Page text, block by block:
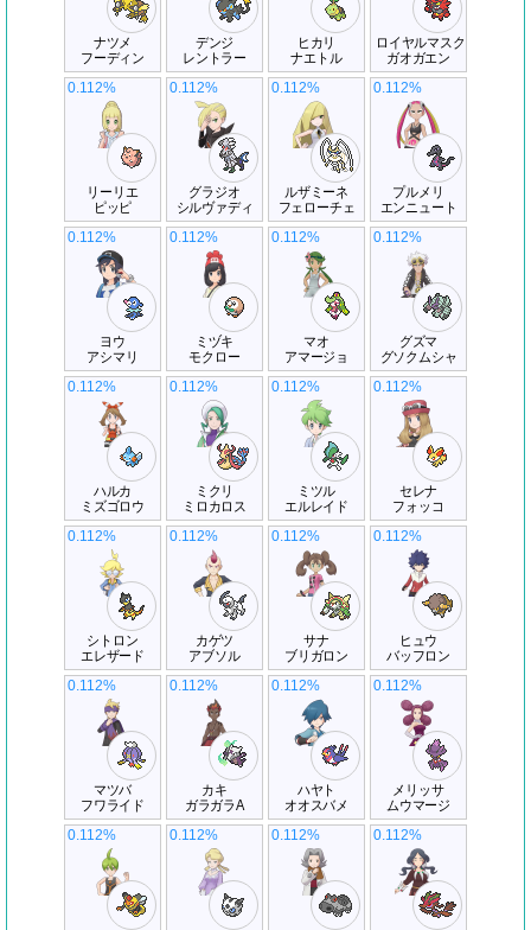
ナツメ
フーディン
デンジ
レントラー
ヒカリ
ナエトル
ロイヤルマスク
ガオガエン
リーリエ
ピッピ
0.112%
グラジオ
シルヴァディ
0.112%
ルザミーネ
フェローチェ
0.112%
プルメリ
エンニュート
0.112%
ヨウ
アシマリ
0.112%
ミヅキ
モクロー
0.112%
マオ
アマージョ
0.112%
グズマ
グソクムシャ
0.112%
ハルカ
ミズゴロウ
0.112%
ミクリ
ミロカロス
0.112%
ミツル
エルレイド
0.112%
セレナ
フォッコ
0.112%
シトロン
エレザード
0.112%
カゲツ
アブソル
0.112%
サナ
ブリガロン
0.112%
ヒュウ
バッフロン
0.112%
マツバ
フワライド
0.112%
カキ
ガラガラA
0.112%
ハヤト
オオスバメ
0.112%
メリッサ
ムウマージ
0.112%
0.112% 0.112% 0.112% 0.112%